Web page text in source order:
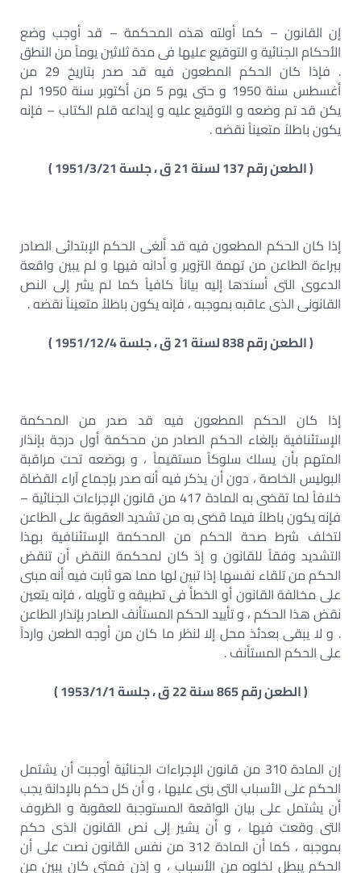
إن القانون – كما أولته هذه المحكمة – قد أوجب وضع
الأحكام الجنائية و التوقيع عليها فى مدة ثلاثين يوماً من النطق
. فإذا كان الحكم المطعون فيه قد صدر بتاريخ 29 من
أغسطس سنة 1950 و حتى يوم 5 من أكتوبر سنة 1950 لم
يكن قد تم وضعه و التوقيع عليه و إيداعه قلم الكتاب – فإنه
يكون باطلاً متعيناً نقضه .
( الطعن رقم 137 لسنة 21 ق ، جلسة 1951/3/21 )
إذا كان الحكم المطعون فيه قد ألغى الحكم الإبتدائى الصادر
ببراءة الطاعن من تهمة التزوير و أدانه فيها و لم يبين واقعة
الدعوى التى أسندها إليه بياناً كافياً كما لم يشر إلى النص
القانونى الذى عاقبه بموجبه ، فإنه يكون باطلاً متعيناً نقضه .
( الطعن رقم 838 لسنة 21 ق ، جلسة 1951/12/4 )
إذا كان الحكم المطعون فيه قد صدر من المحكمة
الإستئنافية بإلغاء الحكم الصادر من محكمة أول درجة بإنذار
المتهم بأن يسلك سلوكاً مستقيماً ، و بوضعه تحت مراقبة
البوليس الخاصة ، دون أن يذكر فيه أنه صدر بإجماع آراء القضاة
خلافاً لما تقضى به المادة 417 من قانون الإجراءات الجنائية –
فإنه يكون باطلاً فيما قضى به من تشديد العقوبة على الطاعن
لتخلف شرط صحة الحكم من المحكمة الإستئنافية بهذا
التشديد وفقاً للقانون و إذ كان لمحكمة النقض أن تنقض
الحكم من تلقاء نفسها إذا تبين لها مما هو ثابت فيه أنه مبنى
على مخالفة القانون أو الخطأ فى تطبيقه و تأويله ، فإنه يتعين
نقض هذا الحكم ، و تأييد الحكم المستأنف الصادر بإنذار الطاعن
. و لا يبقى بعدئذ محل إلا لنظر ما كان من أوجه الطعن وارداً
على الحكم المستأنف .
( الطعن رقم 865 سنة 22 ق ، جلسة 1953/1/1 )
إن المادة 310 من قانون الإجراءات الجنائية أوجبت أن يشتمل
الحكم على الأسباب التى بنى عليها ، و أن كل حكم بالإدانة يجب
أن يشتمل على بيان الواقعة المستوجبة للعقوبة و الظروف
التى وقعت فيها ، و أن يشير إلى نص القانون الذى حكم
بموجبه ، كما أن المادة 312 من نفس القانون نصت على أن
الحكم يبطل لخلوه من الأسباب ، و إذن فمتى كان يبين من